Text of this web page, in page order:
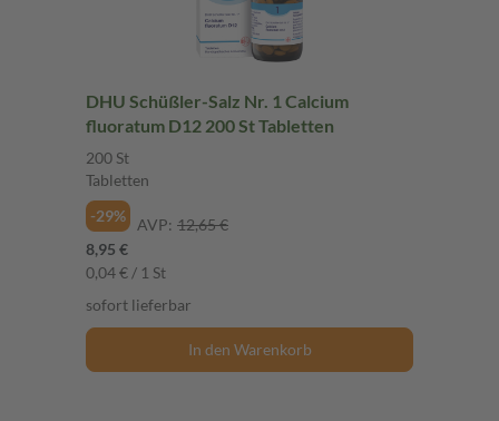
DHU Schüßler-Salz Nr. 1 Calcium
fluoratum D12 200 St Tabletten
200 St
Tabletten
-29%
AVP: 12,65 €
8,95 €
0,04 € / 1 St
sofort lieferbar
In den Warenkorb